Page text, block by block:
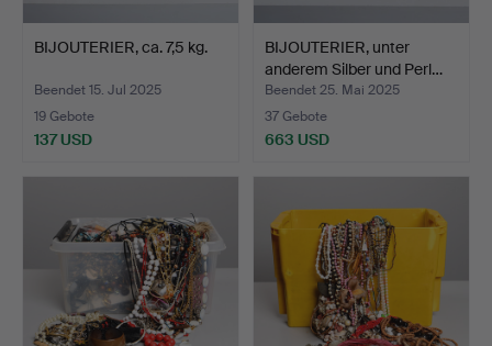
BIJOUTERIER, ca. 7,5 kg.
Beendet 15. Jul 2025
19 Gebote
137 USD
BIJOUTERIER, unter
anderem Silber und Perl…
Beendet 25. Mai 2025
37 Gebote
663 USD